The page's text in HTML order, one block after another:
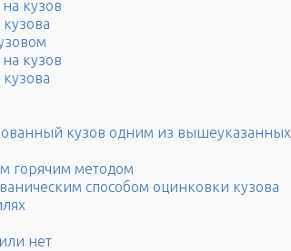
кузов
кузов
кузов одним из вышеуказанных
горячим методом
способом оцинковки кузова
нет